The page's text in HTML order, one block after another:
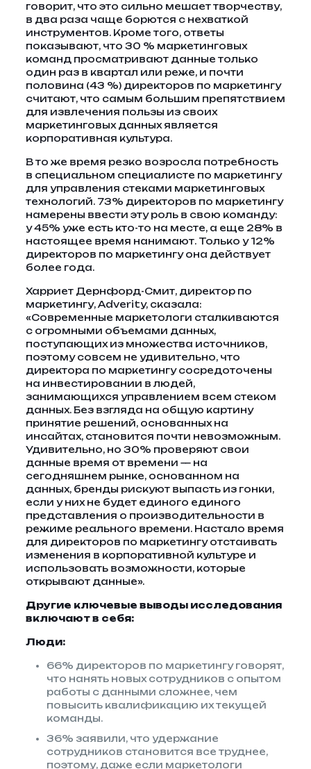
говорит, что это сильно мешает творчеству,
в два раза чаще борются с нехваткой
инструментов. Кроме того, ответы
показывают, что 30 % маркетинговых
команд просматривают данные только
один раз в квартал или реже, и почти
половина (43 %) директоров по маркетингу
считают, что самым большим препятствием
для извлечения пользы из своих
маркетинговых данных является
корпоративная культура.
В то же время резко возросла потребность
в специальном специалисте по маркетингу
для управления стеками маркетинговых
технологий. 73% директоров по маркетингу
намерены ввести эту роль в свою команду:
у 45% уже есть кто-то на месте, а еще 28% в
настоящее время нанимают. Только у 12%
директоров по маркетингу она действует
более года.
Харриет Дернфорд-Смит, директор по
маркетингу, Adverity, сказала:
«Современные маркетологи сталкиваются
с огромными объемами данных,
поступающих из множества источников,
поэтому совсем не удивительно, что
директора по маркетингу сосредоточены
на инвестировании в людей,
занимающихся управлением всем стеком
данных. Без взгляда на общую картину
принятие решений, основанных на
инсайтах, становится почти невозможным.
Удивительно, но 30% проверяют свои
данные время от времени — на
сегодняшнем рынке, основанном на
данных, бренды рискуют выпасть из гонки,
если у них не будет единого единого
представления о производительности в
режиме реального времени. Настало время
для директоров по маркетингу отстаивать
изменения в корпоративной культуре и
использовать возможности, которые
открывают данные».
Другие ключевые выводы исследования
включают в себя:
Люди:
66% директоров по маркетингу говорят,
что нанять новых сотрудников с опытом
работы с данными сложнее, чем
повысить квалификацию их текущей
команды.
36% заявили, что удержание
сотрудников становится все труднее,
поэтому, даже если маркетологи